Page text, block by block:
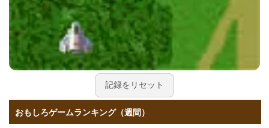
記録をリセット
おもしろゲームランキング（週間）